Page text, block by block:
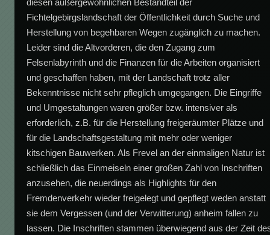
Fichtelgebirgslandschaft der Öffentlichkeit durch Suche und
Herstellung von begehbaren Wegen zugänglich zu machen.
Leider sind die Altvorderen, die den Zugang zum
Felsenlabyrinth und die Finanzen für die Arbeiten organisiert
und geschaffen haben, mit der Landschaft trotz aller
Bekenntnisse nicht sehr pfleglich umgegangen. Die Eingriffe
und Umgestaltungen waren größer bzw. intensiver als
erforderlich, z.B. für die Herstellung freigeräumter Plätze und
für die Landschaftsgestaltung mit mehr oder weniger
kitschigen Bauwerken. Als Frevel an der einmaligen Natur ist
schließlich das Einmeiseln einer großen Zahl von Inschriften
anzusehen, die neuerdings als Highlights für den
Fremdenverkehr wieder freigelegt und gepflegt weden anstatt
sie dem Vergessen (und der Verwitterung) anheim fallen zu
lassen. Die Inschriften stammen überwiegend aus der Zeit